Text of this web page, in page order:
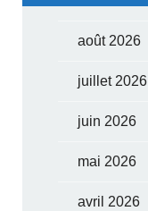
août 2026
juillet 2026
juin 2026
mai 2026
avril 2026